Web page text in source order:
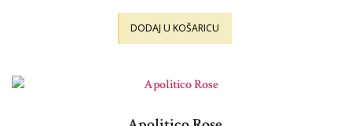
DODAJ U KOŠARICU